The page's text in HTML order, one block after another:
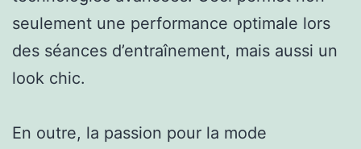
seulement une performance optimale lors
des séances d’entraînement, mais aussi un
look chic.
En outre, la passion pour la mode